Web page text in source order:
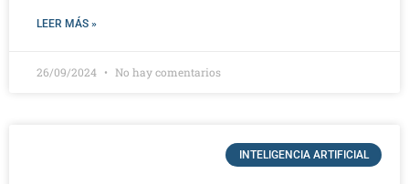
LEER MÁS »
26/09/2024 No hay comentarios
INTELIGENCIA ARTIFICIAL